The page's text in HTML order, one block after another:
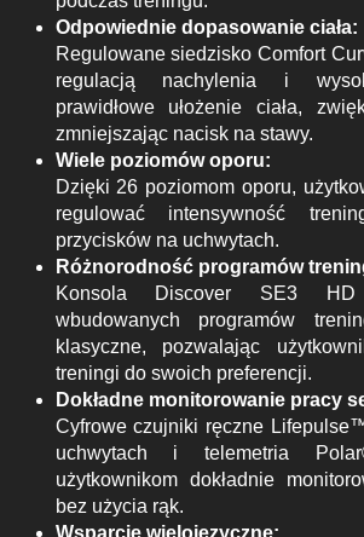
Odpowiednie dopasowanie ciała:
Regulowane siedzisko Comfort
regulacją nachylenia i
prawidłowe ułożenie ciała,
zmniejszając nacisk na stawy.
Wiele poziomów oporu:
Dzięki 26 poziomom oporu,
regulować intensywność
przycisków na uchwytach.
Różnorodność programów
Konsola Discover SE3
wbudowanych programów
klasyczne, pozwalając
treningi do swoich preferencji.
Dokładne monitorowanie pracy
Cyfrowe czujniki ręczne
uchwytach i telemetria
użytkownikom dokładnie
bez użycia rąk.
Wsparcie wielojęzyczne: